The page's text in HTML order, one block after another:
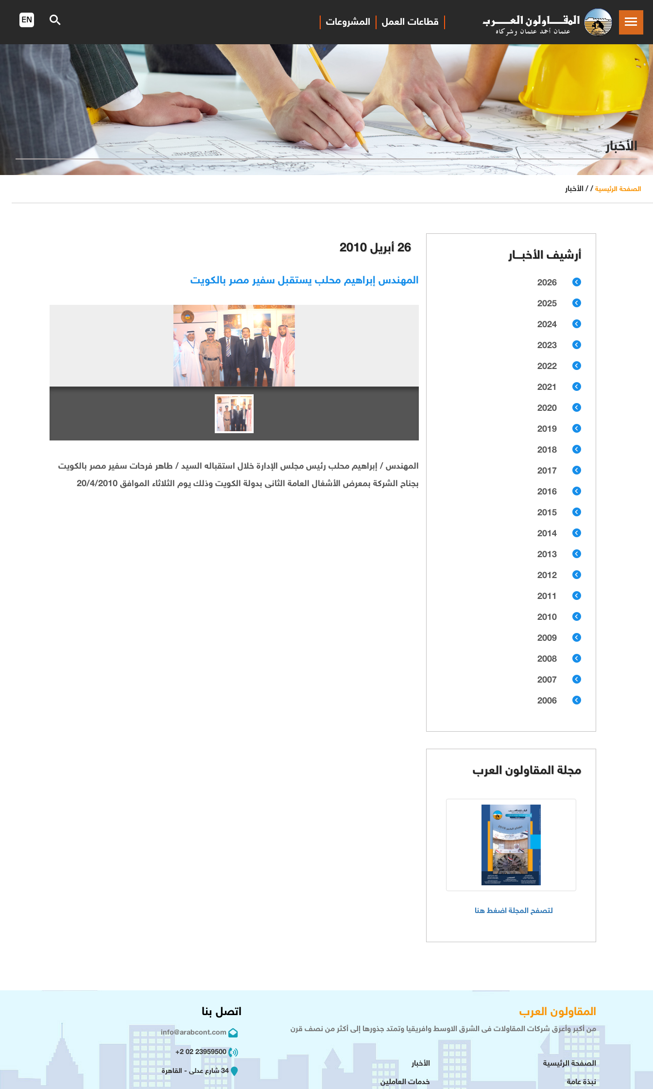
المشروعات قطاعات العمل
الأخبار
الصفحة الرئيسية / / الأخبار
26 أبريل 2010
المهندس إبراهيم محلب يستقبل سفير مصر بالكويت
المهندس / إبراهيم محلب رئيس مجلس الإدارة خلال استقباله السيد / طاهر فرحات سفير مصر بالكويت
بجناح الشركة بمعرض الأشغال العامة الثانى بدولة الكويت وذلك يوم الثلاثاء الموافق 20/4/2010
أرشيف الأخبـــار
2026
2025
2024
2023
2022
2021
2020
2019
2018
2017
2016
2015
2014
2013
2012
2011
2010
2009
2008
2007
2006
مجلة المقاولون العرب
لتصفح المجلة اضغط هنا
المقاولون العرب
من أكبر وأعرق شركات المقاولات فى الشرق الاوسط وافريقيا وتمتد جذورها إلى أكثر من نصف قرن
الصفحة الرئيسية
نبذة عامة
الأخبار
خدمات العاملين
اتصل بنا
info@arabcont.com
23959500 02 2+
34 شارع عدلى - القاهرة